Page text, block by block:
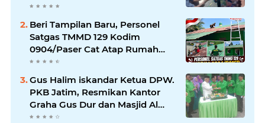
Usaha UMKM.
Beri Tampilan Baru, Personel
Satgas TMMD 129 Kodim
0904/Paser Cat Atap Rumah
Marbot
Gus Halim iskandar Ketua DPW.
PKB Jatim, Resmikan Kantor
Graha Gus Dur dan Masjid Al
Iskandariyah, dorong Jadi Pusat